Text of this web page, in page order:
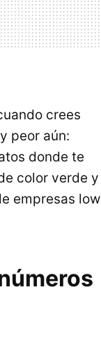
crees
peor aún:
donde te
color verde y
empresas low